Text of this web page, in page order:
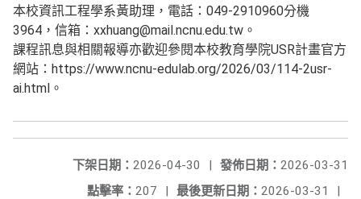
本校資訊工程學系黃助理，電話：049-2910960分機
3964，信箱：xxhuang@mail.ncnu.edu.tw。
課程訊息與相關報導亦歡迎參閱本校教育學院USR計畫官方
網站：https://www.ncnu-edulab.org/2026/03/114-2usr-
ai.html。
發佈日期： 2026-03-31
下架日期： 2026-04-30
|
最後更新日期： 2026-03-31 |
點擊率： 207 |